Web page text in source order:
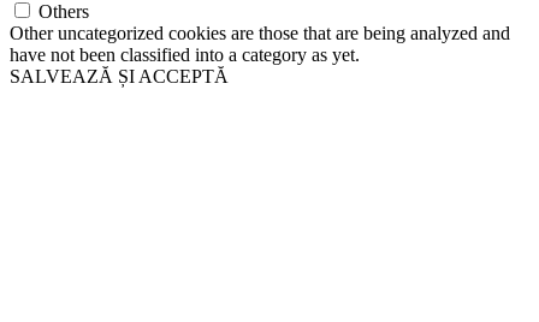
Others
Other uncategorized cookies are those that are being analyzed and
have not been classified into a category as yet.
SALVEAZĂ ȘI ACCEPTĂ